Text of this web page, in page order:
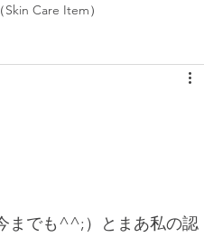
Care Item）
までも^^;）とまあ私の認